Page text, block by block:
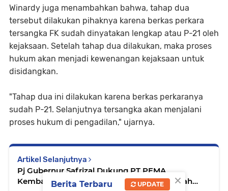
Winardy juga menambahkan bahwa, tahap dua
tersebut dilakukan pihaknya karena berkas perkara
tersangka FK sudah dinyatakan lengkap atau P-21 oleh
kejaksaan. Setelah tahap dua dilakukan, maka proses
hukum akan menjadi kewenangan kejaksaan untuk
disidangkan.
"Tahap dua ini dilakukan karena berkas perkaranya
sudah P-21. Selanjutnya tersangka akan menjalani
proses hukum di pengadilan," ujarnya.
Artikel Selanjutnya
Pj Gubernur Safrizal Dukung PT PEMA
Kembangkan Panas Bumi Gunung Seulawah
×
Berita Terbaru UPDATE